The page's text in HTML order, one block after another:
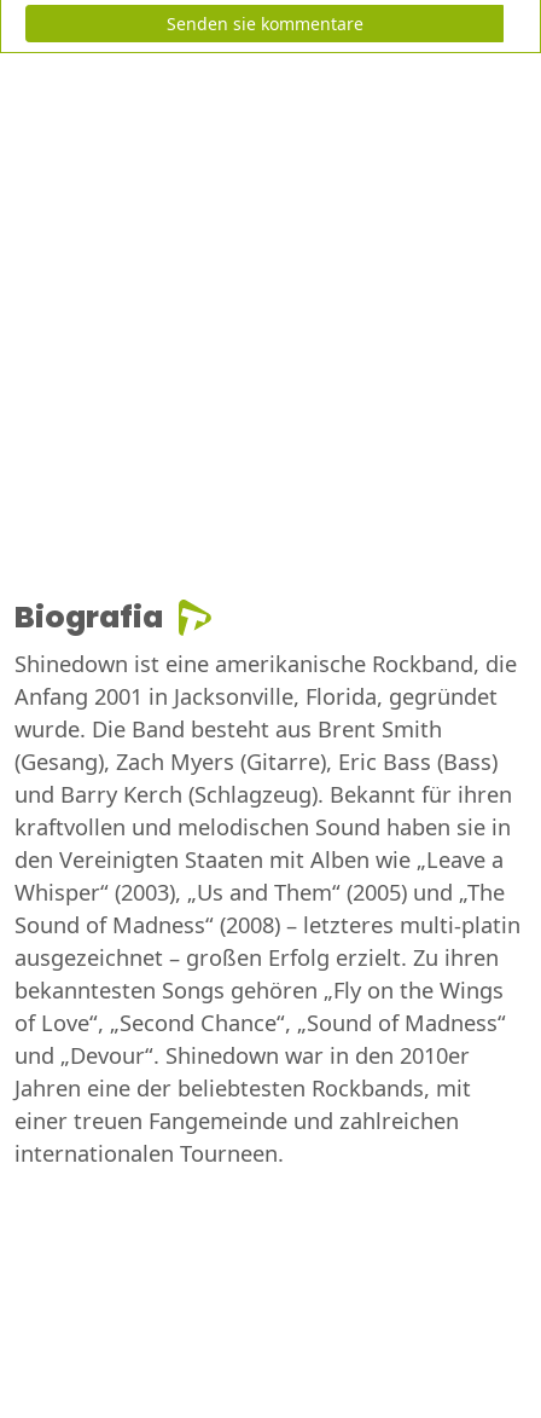
Senden sie kommentare
Biografia
Shinedown ist eine amerikanische Rockband, die
Anfang 2001 in Jacksonville, Florida, gegründet
wurde. Die Band besteht aus Brent Smith
(Gesang), Zach Myers (Gitarre), Eric Bass (Bass)
und Barry Kerch (Schlagzeug). Bekannt für ihren
kraftvollen und melodischen Sound haben sie in
den Vereinigten Staaten mit Alben wie „Leave a
Whisper“ (2003), „Us and Them“ (2005) und „The
Sound of Madness“ (2008) – letzteres multi-platin
ausgezeichnet – großen Erfolg erzielt. Zu ihren
bekanntesten Songs gehören „Fly on the Wings
of Love“, „Second Chance“, „Sound of Madness“
und „Devour“. Shinedown war in den 2010er
Jahren eine der beliebtesten Rockbands, mit
einer treuen Fangemeinde und zahlreichen
internationalen Tourneen.